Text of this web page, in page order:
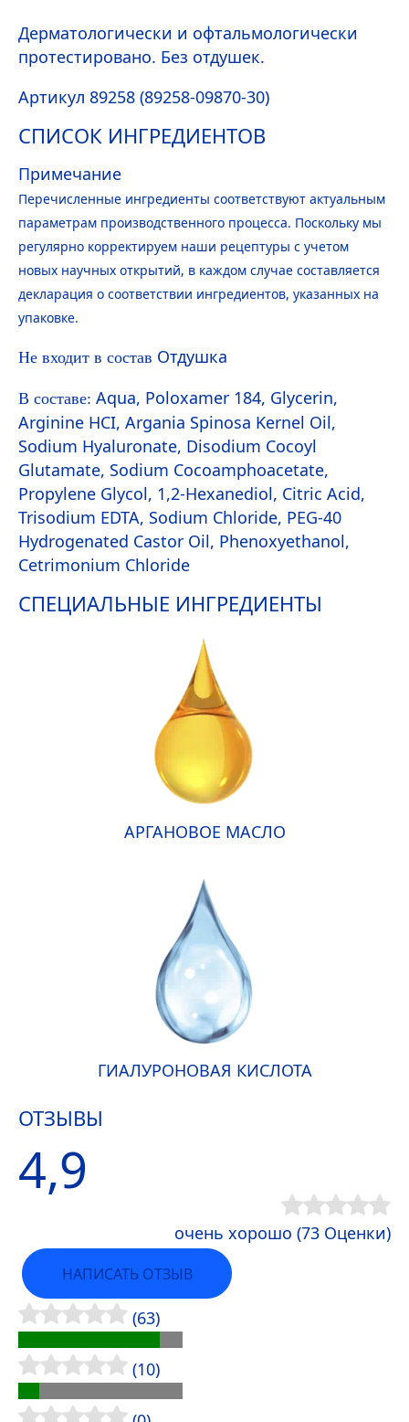
Дерматологически и офтальмологически
протестировано. Без отдушек.
Артикул 89258 (89258-09870-30)
СПИСОК ИНГРЕДИЕНТОВ
Примечание
Перечисленные ингредиенты соответствуют актуальным
параметрам производственного процесса. Поскольку мы
регулярно корректируем наши рецептуры с учетом
новых научных открытий, в каждом случае составляется
декларация о соответствии ингредиентов, указанных на
упаковке.
Не входит в состав Отдушка
В составе: Aqua, Poloxamer 184, Glycerin,
Arginine HCI, Argania Spinosa Kernel Oil,
Sodium Hyaluronate, Disodium Cocoyl
Glutamate, Sodium Cocoamphoacetate,
Propylene Glycol, 1,2-Hexanediol, Citric Acid,
Trisodium EDTA, Sodium Chloride, PEG-40
Hydrogenated Castor Oil, Phenoxyethanol,
Cetrimonium Chloride
СПЕЦИАЛЬНЫЕ ИНГРЕДИЕНТЫ
АРГАНОВОЕ МАСЛО
ГИАЛУРОНОВАЯ КИСЛОТА
ОТЗЫВЫ
4,9
очень хорошо (73 Оценки)
НАПИСАТЬ ОТЗЫВ
(63)
(10)